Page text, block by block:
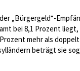
„Bürgergeld“-
bei 8,1 Prozent liegt,
mehr als
beträgt sie